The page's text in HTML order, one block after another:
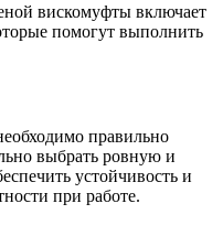
вискомуфты включает
помогут выполнить
правильно
выбрать ровную и
устойчивость и
при работе.